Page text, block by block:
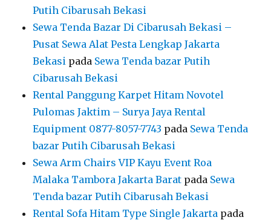
Putih Cibarusah Bekasi
Sewa Tenda Bazar Di Cibarusah Bekasi –
Pusat Sewa Alat Pesta Lengkap Jakarta
Bekasi pada Sewa Tenda bazar Putih
Cibarusah Bekasi
Rental Panggung Karpet Hitam Novotel
Pulomas Jaktim – Surya Jaya Rental
Equipment 0877-8057-7743 pada Sewa Tenda
bazar Putih Cibarusah Bekasi
Sewa Arm Chairs VIP Kayu Event Roa
Malaka Tambora Jakarta Barat pada Sewa
Tenda bazar Putih Cibarusah Bekasi
Rental Sofa Hitam Type Single Jakarta pada